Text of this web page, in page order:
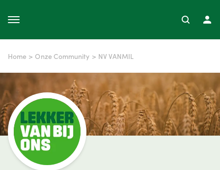
Home > Onze Community > NV VANMIL